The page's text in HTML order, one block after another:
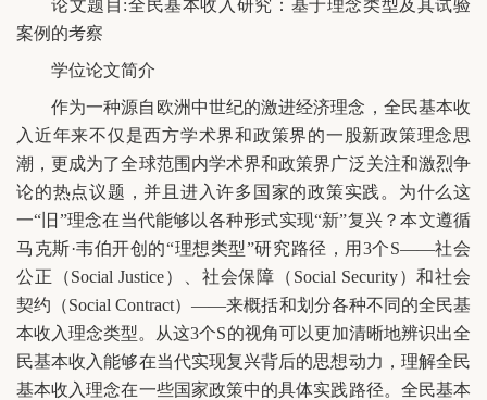
论文题目:全民基本收入研究：基于理念类型及其试验
案例的考察
学位论文简介
作为一种源自欧洲中世纪的激进经济理念，全民基本收
入近年来不仅是西方学术界和政策界的一股新政策理念思
潮，更成为了全球范围内学术界和政策界广泛关注和激烈争
论的热点议题，并且进入许多国家的政策实践。为什么这
一“旧”理念在当代能够以各种形式实现“新”复兴？本文遵循
马克斯·韦伯开创的“理想类型”研究路径，用3个S——社会
公正（Social Justice）、社会保障（Social Security）和社会
契约（Social Contract）——来概括和划分各种不同的全民基
本收入理念类型。从这3个S的视角可以更加清晰地辨识出全
民基本收入能够在当代实现复兴背后的思想动力，理解全民
基本收入理念在一些国家政策中的具体实践路径。全民基本